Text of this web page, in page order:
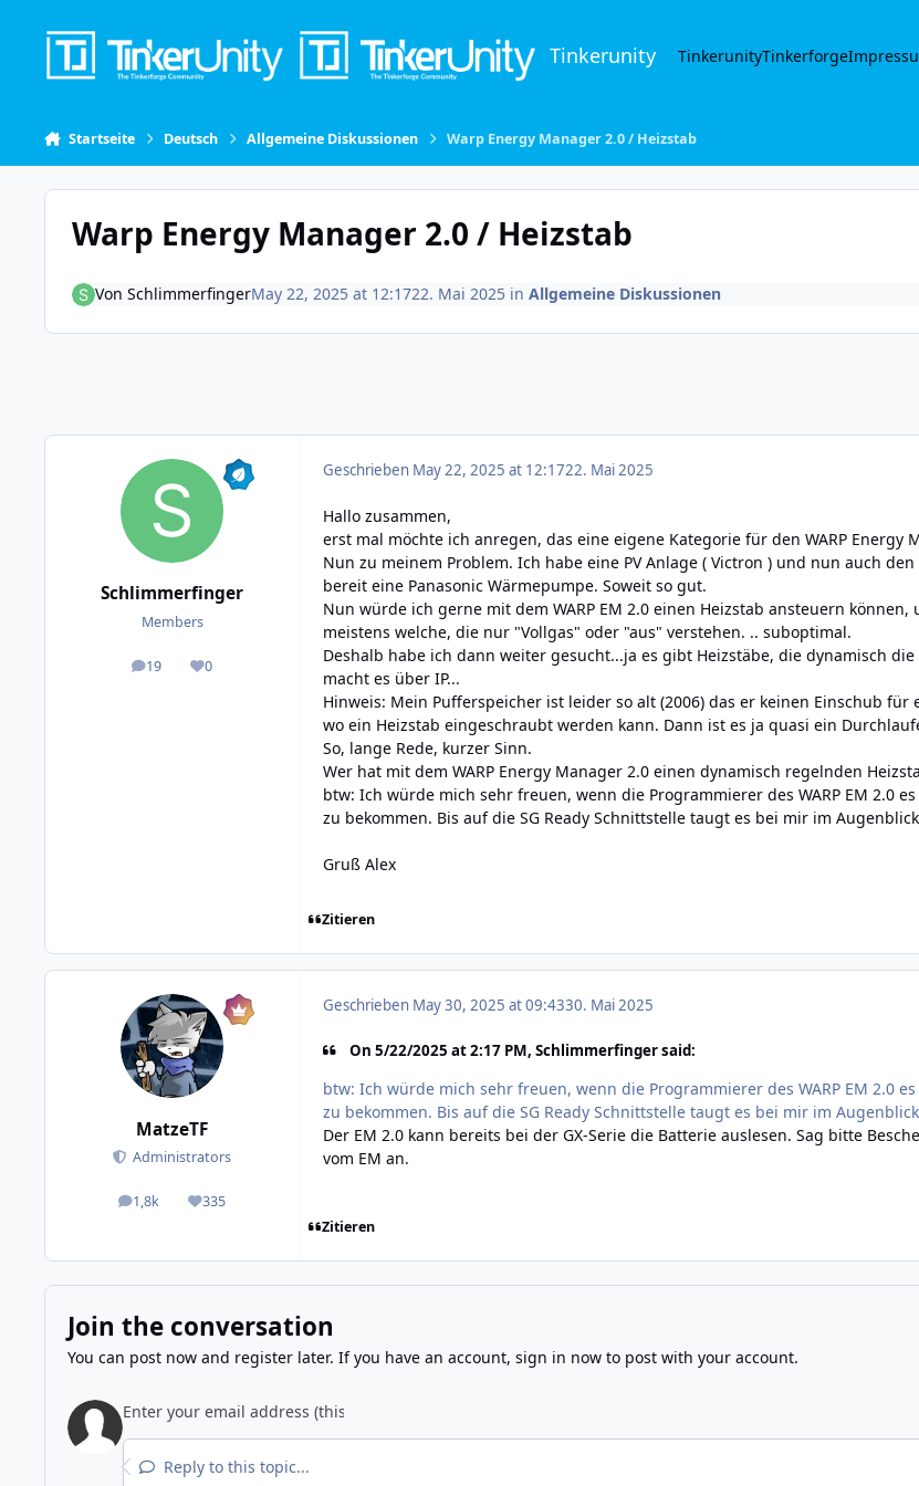
Tinkerunity TinkerunityTinkerforge
Startseite Deutsch Allgemeine Diskussionen Warp Energy Manager 2.0 / Heizstab
Warp Energy Manager 2.0 / Heizstab
Von SchlimmerfingerMay 22, 2025 at 12:1722. Mai 2025in Allgemeine Diskussionen
Schlimmerfinger
Members
19
posts 0
Reputation
Geschrieben May 22, 2025 at 12:1722. Mai 2025
Hallo zusammen,
erst mal möchte ich anregen, das eine eigene Kategorie für den WARP Energy
Nun zu meinem Problem. Ich habe eine PV Anlage ( Victron ) und nun auch
bereit eine Panasonic Wärmepumpe. Soweit so gut.
Nun würde ich gerne mit dem WARP EM 2.0 einen Heizstab ansteuern
meistens welche, die nur "Vollgas" oder "aus" verstehen. .. suboptimal.
Deshalb habe ich dann weiter gesucht...ja es gibt Heizstäbe, die dynamisch
macht es über IP...
Hinweis: Mein Pufferspeicher ist leider so alt (2006) das er keinen Einschub
wo ein Heizstab eingeschraubt werden kann. Dann ist es ja quasi ein
So, lange Rede, kurzer Sinn.
Wer hat mit dem WARP Energy Manager 2.0 einen dynamisch regelnden
btw: Ich würde mich sehr freuen, wenn die Programmierer des WARP EM 2.0
zu bekommen. Bis auf die SG Ready Schnittstelle taugt es bei mir im
Gruß Alex
Zitieren
MatzeTF
Administrators
1,8k
posts 335
Reputation
Geschrieben May 30, 2025 at 09:4330. Mai 2025
On 5/22/2025 at 2:17 PM, Schlimmerfinger said:
btw: Ich würde mich sehr freuen, wenn die Programmierer des WARP EM 2.0
zu bekommen. Bis auf die SG Ready Schnittstelle taugt es bei mir im
Der EM 2.0 kann bereits bei der GX-Serie die Batterie auslesen. Sag bitte
vom EM an.
Zitieren
Join the conversation
You can post now and register later. If you have an account, sign in nowto post with your account.
Reply to this topic...